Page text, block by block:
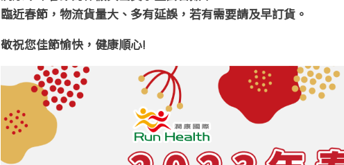
臨近春節，物流貨量大、多有延誤，若有需要請及早訂貨。
敬祝您佳節愉快，健康順心!